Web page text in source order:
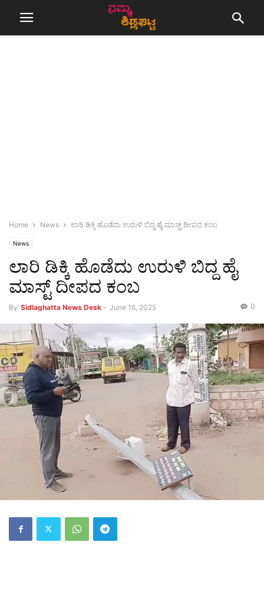
Home News ಲಾರಿ ಡಿಕ್ಕಿ ಹೊಡೆದು ಉರುಳಿ ಬಿದ್ದ ಹೈ ಮಾಸ್ಟ್ ದೀಪದ ಕಂಬ
News
ಲಾರಿ ಡಿಕ್ಕಿ ಹೊಡೆದು ಉರುಳಿ ಬಿದ್ದ ಹೈ
ಮಾಸ್ಟ್ ದೀಪದ ಕಂಬ
By Sidlaghatta News Desk - June 16, 2025 0